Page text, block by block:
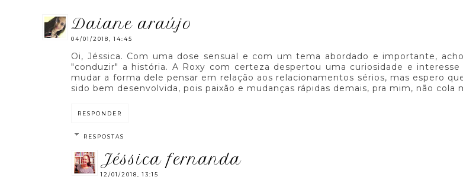
daiane araújo
04/01/2018, 14:45
Oi, Jéssica. Com uma dose sensual e com um tema abordado e importante,
"conduzir" a história. A Roxy com certeza despertou uma curiosidade e
mudar a forma dele pensar em relação aos relacionamentos sérios, mas espero
sido bem desenvolvida, pois paixão e mudanças rápidas demais, pra mim, não cola
RESPONDER
RESPOSTAS
jéssica fernanda
12/01/2018, 13:15